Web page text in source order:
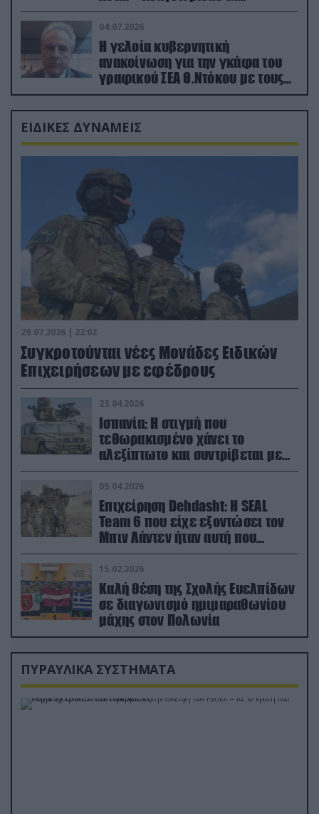
κατεχόμενα; (φωτο)
04.07.2026
Η γελοία κυβερνητική
ανακοίνωση για την γκάφα του
γραφικού ΣΕΑ Θ.Ντόκου με τους
Ρώσους φαρσέρ
ΕΙΔΙΚΕΣ ΔΥΝΑΜΕΙΣ
29.07.2026 | 22:02
Συγκροτούνται νέες Μονάδες Ειδικών
Επιχειρήσεων με εφέδρους
23.04.2026
Ισπανία: Η στιγμή που
τεθωρακισμένο χάνει το
αλεξίπτωτο και συντρίβεται με
ορμή στο έδαφος (βίντεο)
05.04.2026
Επιχείρηση Dehdasht: Η SEAL
Team 6 που είχε εξοντώσει τον
Μπιν Λάντεν ήταν αυτή που
διέσωσε τον πιλότο του F-15
15.02.2026
Καλή θέση της Σχολής Ευελπίδων
σε διαγωνισμό ημιμαραθωνίου
μάχης στον Πολωνία
ΠΥΡΑΥΛΙΚΑ ΣΥΣΤΗΜΑΤΑ